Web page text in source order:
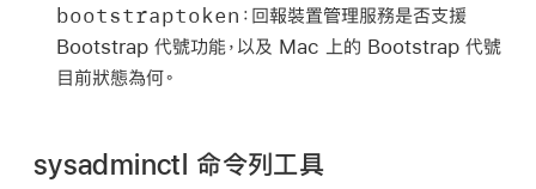
bootstraptoken ：回報裝置管理服務是否支援
Bootstrap 代號功能，以及 Mac 上的 Bootstrap 代號
目前狀態為何。
sysadminctl 命令列工具